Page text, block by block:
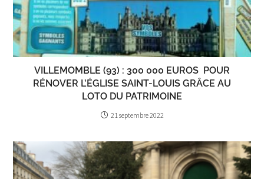
VILLEMOMBLE (93) : 300 000 EUROS POUR
RÉNOVER L’ÉGLISE SAINT-LOUIS GRÂCE AU
LOTO DU PATRIMOINE
21 septembre 2022